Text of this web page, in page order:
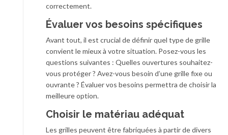
correctement.
Évaluer vos besoins spécifiques
Avant tout, il est crucial de définir quel type de grille
convient le mieux à votre situation. Posez-vous les
questions suivantes : Quelles ouvertures souhaitez-
vous protéger ? Avez-vous besoin d’une grille fixe ou
ouvrante ? Évaluer vos besoins permettra de choisir la
meilleure option.
Choisir le matériau adéquat
Les grilles peuvent être fabriquées à partir de divers